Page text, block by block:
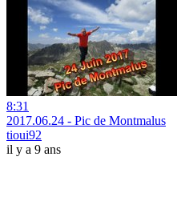
8:31
2017.06.24 - Pic de Montmalus
tioui92
il y a 9 ans